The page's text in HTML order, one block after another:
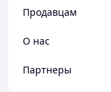
Продавцам
О нас
Партнеры